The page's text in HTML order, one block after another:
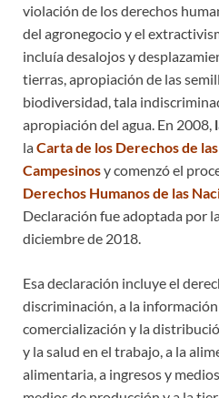
violación de los derechos
del agronegocio y el
incluía desalojos y
tierras, apropiación de las
biodiversidad, tala
apropiación del agua. En 2008,
laCarta de los Derechos de
Campesinosy comenzó el
Derechos Humanos de las
Declaración fue adoptada por
diciembre de 2018.
Esa declaración incluye el
discriminación, a la
comercialización y la
y la salud en el trabajo, a la
alimentaria, a ingresos y